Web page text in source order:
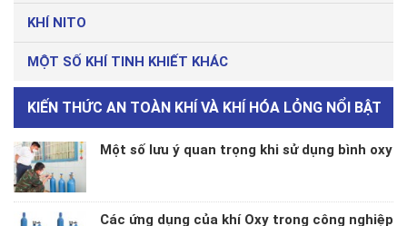
KHÍ NITO
MỘT SỐ KHÍ TINH KHIẾT KHÁC
KIẾN THỨC AN TOÀN KHÍ VÀ KHÍ HÓA LỎNG NỔI BẬT
Một số lưu ý quan trọng khi sử dụng bình oxy
Các ứng dụng của khí Oxy trong công nghiệp